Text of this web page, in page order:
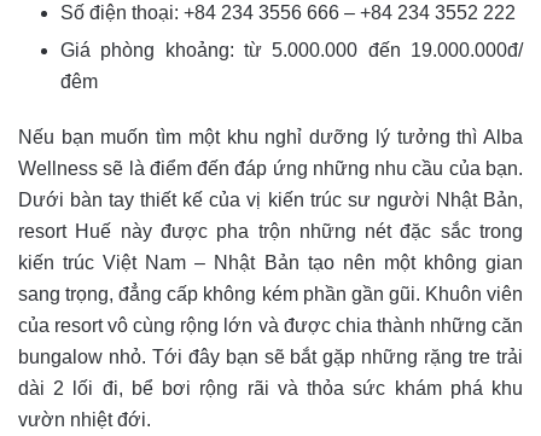
Số điện thoại: +84 234 3556 666 – +84 234 3552 222
Giá phòng khoảng: từ 5.000.000 đến 19.000.000đ/
đêm
Nếu bạn muốn tìm một khu nghỉ dưỡng lý tưởng thì Alba
Wellness sẽ là điểm đến đáp ứng những nhu cầu của bạn.
Dưới bàn tay thiết kế của vị kiến trúc sư người Nhật Bản,
resort Huế này được pha trộn những nét đặc sắc trong
kiến trúc Việt Nam – Nhật Bản tạo nên một không gian
sang trọng, đẳng cấp không kém phần gần gũi. Khuôn viên
của resort vô cùng rộng lớn và được chia thành những căn
bungalow nhỏ. Tới đây bạn sẽ bắt gặp những rặng tre trải
dài 2 lối đi, bể bơi rộng rãi và thỏa sức khám phá khu
vườn nhiệt đới.